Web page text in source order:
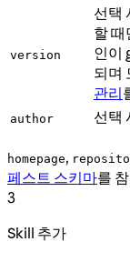
version
선택
할
인이
되며
관리
author 선택
homepage,
페스트 스키마를
3
Skill 추가